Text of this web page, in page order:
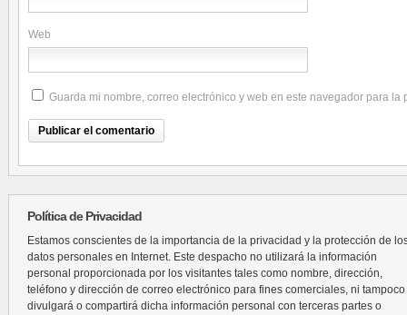
Web
Guarda mi nombre, correo electrónico y web en este navegador para la
Política de Privacidad
Estamos conscientes de la importancia de la privacidad y la protección de
datos personales en Internet. Este despacho no utilizará la información
personal proporcionada por los visitantes tales como nombre, dirección,
teléfono y dirección de correo electrónico para fines comerciales, ni tampoco
divulgará o compartirá dicha información personal con terceras partes o